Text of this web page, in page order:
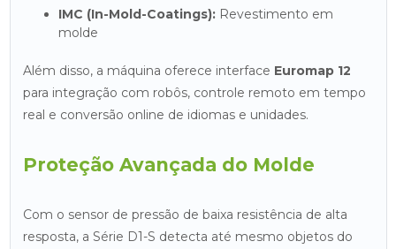
IMC (In-Mold-Coatings):Revestimento em
molde
Além disso, a máquina oferece interface Euromap 12
para integração com robôs, controle remoto em tempo
real e conversão online de idiomas e unidades.
Proteção Avançada do Molde
Com o sensor de pressão de baixa resistência de alta
resposta, a Série D1-S detecta até mesmo objetos do